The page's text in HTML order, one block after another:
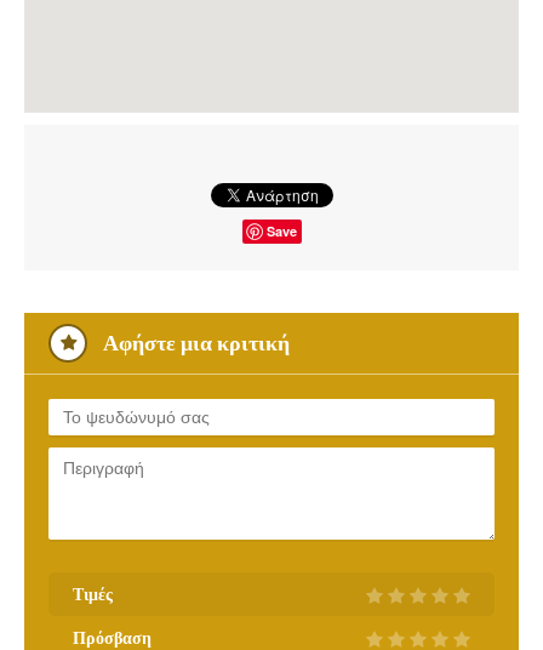
Save
Αφήστε μια κριτική
Τιμές
Πρόσβαση